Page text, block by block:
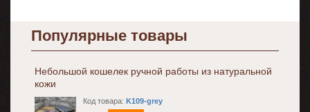
Популярные товары
Небольшой кошелек ручной работы из натуральной
кожи
Код товара: K109-grey